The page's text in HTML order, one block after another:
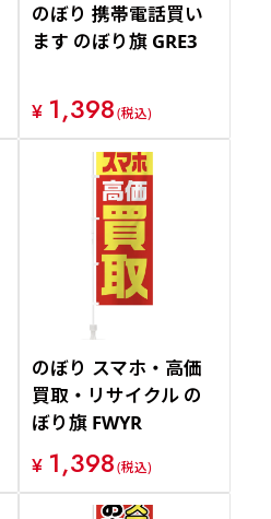
のぼり 携帯電話買い
ます のぼり旗 GRE3
¥ 1,398(税込)
のぼり スマホ・高価
買取・リサイクル の
ぼり旗 FWYR
¥ 1,398(税込)